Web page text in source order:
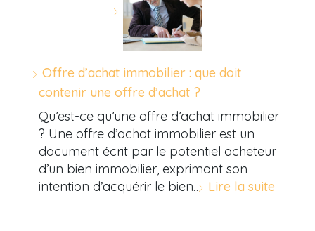
Offre d’achat immobilier : que doit
contenir une offre d’achat ?
Qu’est-ce qu’une offre d’achat immobilier
? Une offre d’achat immobilier est un
document écrit par le potentiel acheteur
d’un bien immobilier, exprimant son
intention d’acquérir le bien… Lire la suite